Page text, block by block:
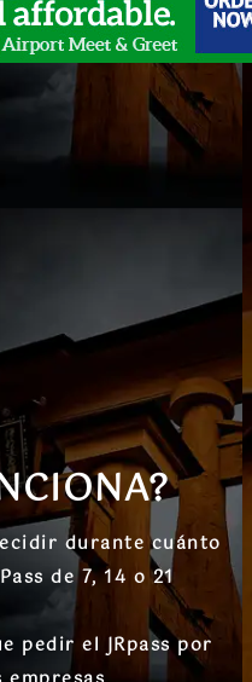
durante cuánto
de 7, 14 o 21
pedir el JRpass por